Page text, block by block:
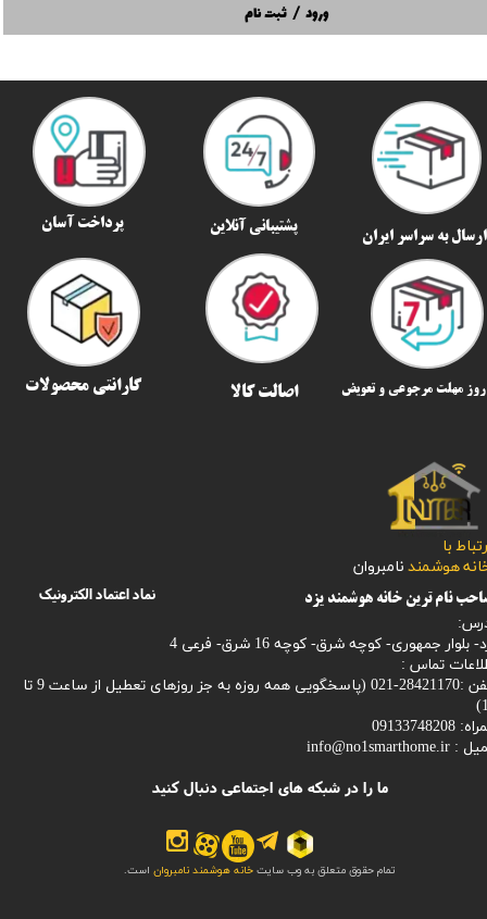
ورود / ثبت نام
تمام حقوق متعلق به وب سایت خانه هوشمند نامبروان است.
با
هوشمند نامبروان
بلوار جمهوری- کوچه شرق- کوچه 16 شرق- فرعی 4
تماس :
021 (
پاسخگویی همه روزه به جز روزهای تعطیل از ساعت 9 تا
09133748208
:
info@no1smarthome.ir
ما را در شبکه های اجتماعی دنبال کنید
نماد اعتماد الکترونیک
ارسال به سراسر ایران​​​​​​​
پشتیبانی آنلاین پرداخت آسان
اصالت کالا گارانتی محصولات
نام ترین خانه هوشمند یزد